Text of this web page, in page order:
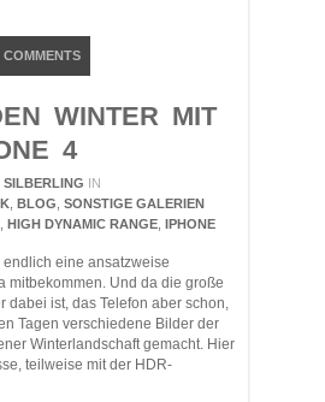
COMMENTS
WINTER MIT
4
SILBERLING IN
BLOG SONSTIGE GALERIEN
HIGH DYNAMIC RANGE IPHONE
eine ansatzweise
mitbekommen. Und da die große
dabei ist, das Telefon aber schon,
Tagen verschiedene Bilder der
Winterlandschaft gemacht. Hier
teilweise mit der HDR-